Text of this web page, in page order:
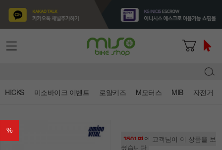
HICKS 미소바이크 이벤트 로얄키즈 M모터스 MIB 자전거
%
3501명의 고객님이 이 상품을 보
셨습니다